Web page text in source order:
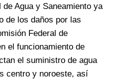
de Agua y Saneamiento ya
de los daños por las
Federal de
el funcionamiento de
el suministro de agua
centro y noroeste, así